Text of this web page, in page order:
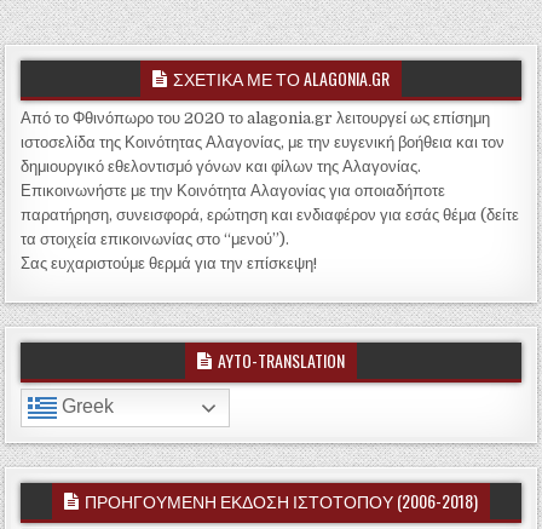
ΣΧΕΤΙΚΑ ΜΕ ΤΟ ALAGONIA.GR
Από το Φθινόπωρο του 2020 το alagonia.gr λειτουργεί ως επίσημη
ιστοσελίδα της Κοινότητας Αλαγονίας, με την ευγενική βοήθεια και τον
δημιουργικό εθελοντισμό γόνων και φίλων της Αλαγονίας.
Επικοινωνήστε με την Κοινότητα Αλαγονίας για οποιαδήποτε
παρατήρηση, συνεισφορά, ερώτηση και ενδιαφέρον για εσάς θέμα (δείτε
τα στοιχεία επικοινωνίας στο “μενού”).
Σας ευχαριστούμε θερμά για την επίσκεψη!
AYTO-TRANSLATION
Greek
ΠΡΟΗΓΟΥΜΕΝΗ ΕΚΔΟΣΗ ΙΣΤΟΤΟΠΟΥ (2006-2018)